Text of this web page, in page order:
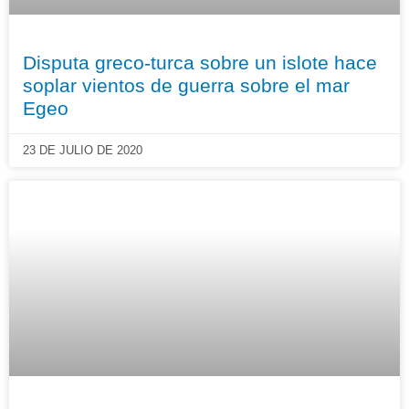
Disputa greco-turca sobre un islote hace
soplar vientos de guerra sobre el mar
Egeo
23 DE JULIO DE 2020